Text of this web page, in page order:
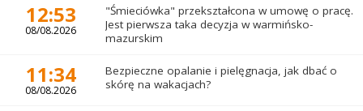
12:53
08/08.2026
"Śmieciówka" przekształcona w umowę o pracę.
Jest pierwsza taka decyzja w warmińsko-
mazurskim
11:34
08/08.2026
Bezpieczne opalanie i pielęgnacja, jak dbać o
skórę na wakacjach?